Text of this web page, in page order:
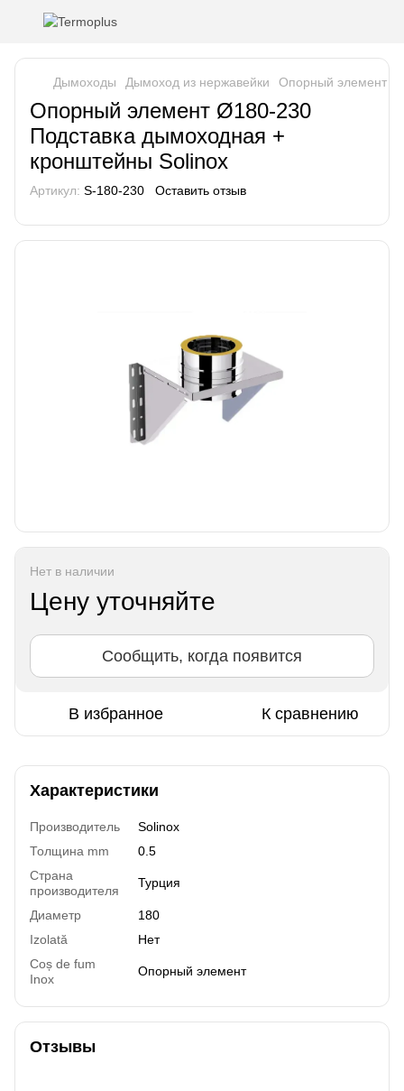
Дымоходы Дымоход из нержавейки Опорный элемент
Опорный элемент Ø180-230
Подставка дымоходная +
кронштейны Solinox
Артикул: S-180-230 Оставить отзыв
Нет в наличии
Цену уточняйте
Сообщить, когда появится
В избранное К сравнению
Характеристики
Производитель
Solinox
Толщина mm
0.5
Страна
производителя
Турция
Диаметр
180
Izolată
Нет
Coș de fum
Inox
Опорный элемент
Отзывы